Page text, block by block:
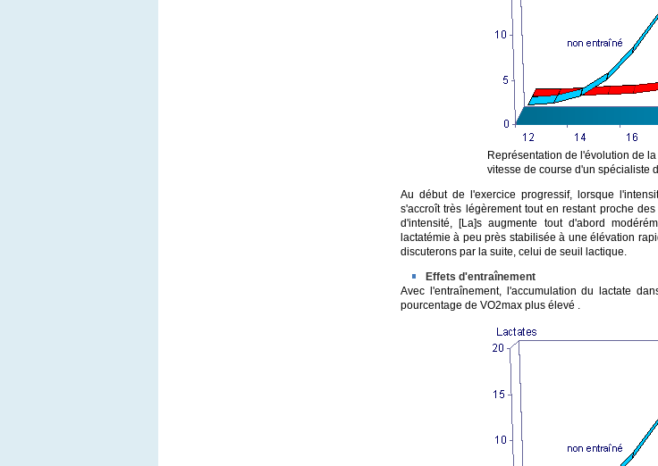
Représentation de l'évolution de
vitesse de course d'un spécialiste
Au début de l'exercice progressif, lorsque
s'accroît très légèrement tout en restant proche
d'intensité, [La]s augmente tout d'abord
lactatémie à peu près stabilisée à une élévation
discuterons par la suite, celui de seuil lactique.
Effets d'entraînement
Avec l'entraînement, l'accumulation du lactate
pourcentage de VO2max plus élevé .